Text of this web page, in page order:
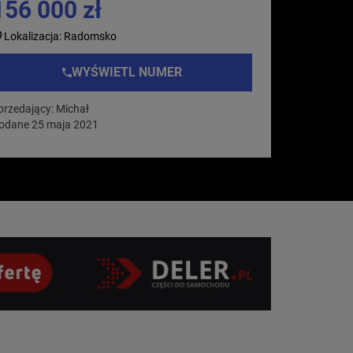
000 zł
Lokalizacja: Radomsko
WYŚWIETL NUMER
Michał
25 maja 2021